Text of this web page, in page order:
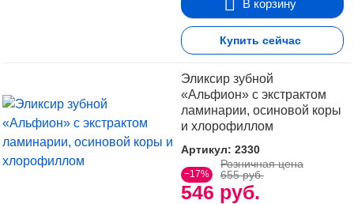
В корзину
Купить сейчас
Эликсир зубной
«Альфион» с экстрактом
ламинарии, осиновой коры
и хлорофиллом
Артикул: 2330
−17%
546 руб.
Розничная цена
655 руб.